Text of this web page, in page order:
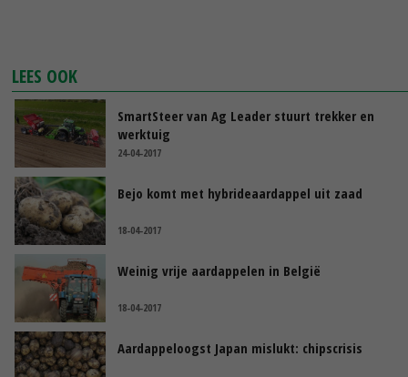
LEES OOK
SmartSteer van Ag Leader stuurt trekker en
werktuig
24-04-2017
Bejo komt met hybrideaardappel uit zaad
18-04-2017
Weinig vrije aardappelen in België
18-04-2017
Aardappeloogst Japan mislukt: chipscrisis